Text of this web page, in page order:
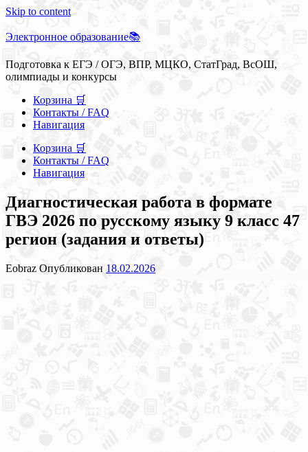
Skip to content
Электронное образование📚
Подготовка к ЕГЭ / ОГЭ, ВПР, МЦКО, СтатГрад, ВсОШ,
олимпиады и конкурсы
Корзина 🛒
Контакты / FAQ
Навигация
Корзина 🛒
Контакты / FAQ
Навигация
Диагностическая работа в формате
ГВЭ 2026 по русскому языку 9 класс 47
регион (задания и ответы)
Eobraz Опубликован 18.02.2026